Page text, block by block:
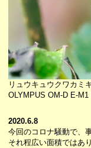
リュウキュウクワカミ
OLYMPUS OM-D E-
2020.6.8
今回のコロナ騒動で、
それ程広い面積ではあ